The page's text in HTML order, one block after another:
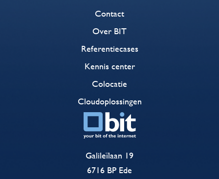
Galileïlaan 19
6716 BP Ede
Contact
Over BIT
Referentiecases
Kennis center
Colocatie
Cloudoplossingen